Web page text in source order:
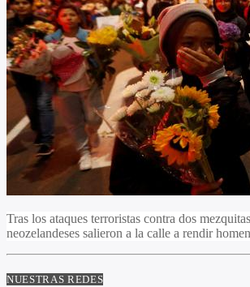
Tras los ataques terroristas contra dos
neozelandeses salieron a la calle a rendir
NUESTRAS REDES